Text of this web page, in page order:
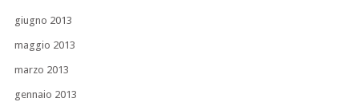
giugno 2013
maggio 2013
marzo 2013
gennaio 2013